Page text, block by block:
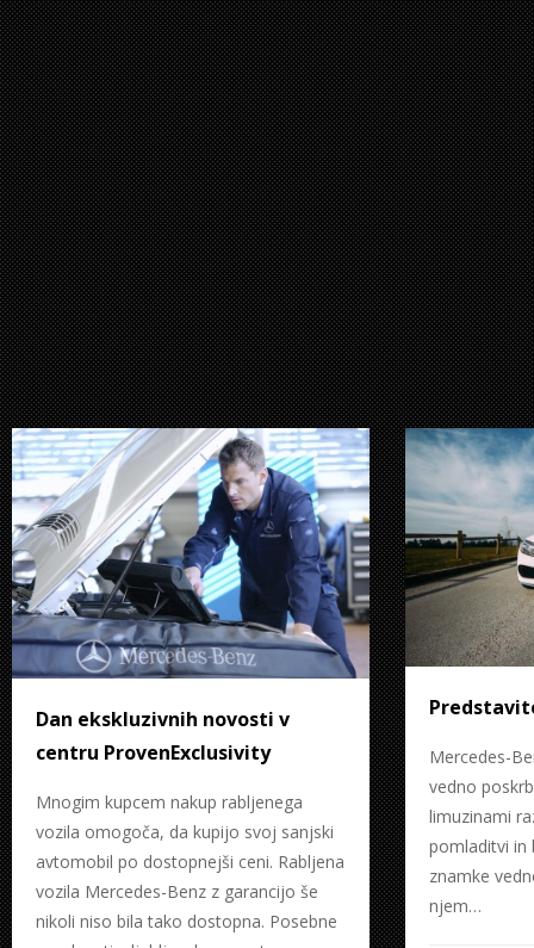
Dan ekskluzivnih novosti v
centru ProvenExclusivity
Mnogim kupcem nakup rabljenega
vozila omogoča, da kupijo svoj sanjski
avtomobil po dostopnejši ceni. Rabljena
vozila Mercedes-Benz z garancijo še
nikoli niso bila tako dostopna. Posebne
Mercedes-
vedno
limuzinami
pomladitvi in
znamke
njem…